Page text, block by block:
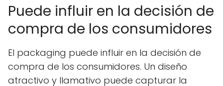
Puede influir en la decisión de
compra de los consumidores
El packaging puede influir en la decisión de
compra de los consumidores. Un diseño
atractivo y llamativo puede capturar la